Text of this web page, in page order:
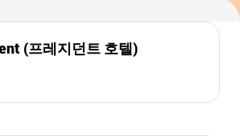
(프레지던트 호텔)